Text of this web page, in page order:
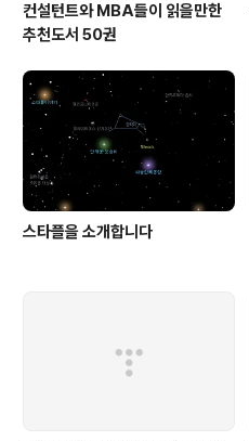
컨설턴트와 MBA들이 읽을만한
추천도서 50권
스타플을 소개합니다